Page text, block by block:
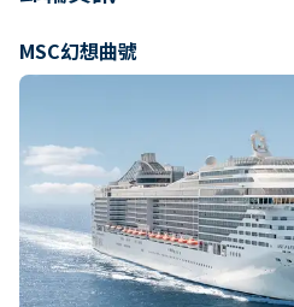
MSC幻想曲號